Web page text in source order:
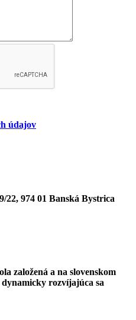
údajov
22, 974 01 Banská Bystrica
založená a na slovenskom
rozvíjajúca sa